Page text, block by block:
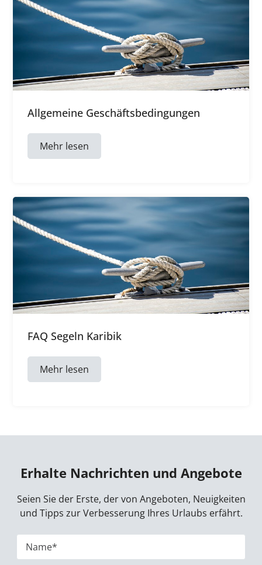
Allgemeine Geschäftsbedingungen
Mehr lesen
FAQ Segeln Karibik
Mehr lesen
Erhalte Nachrichten und Angebote
Seien Sie der Erste, der von Angeboten, Neuigkeiten
und Tipps zur Verbesserung Ihres Urlaubs erfährt.